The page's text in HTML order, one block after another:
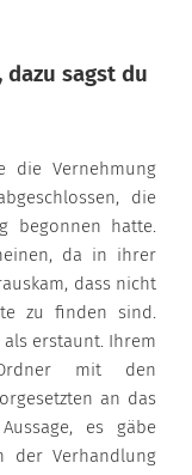
dazu sagst du
die Vernehmung
die
begonnen hatte.
da in ihrer
dass nicht
zu finden sind.
erstaunt. Ihrem
mit den
an das
es gäbe
Verhandlung